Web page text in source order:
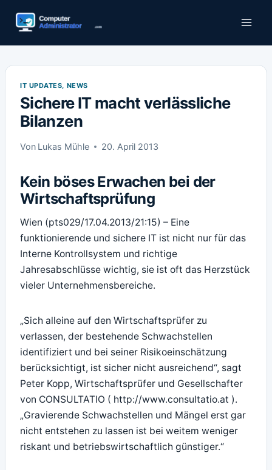
Inhalt
IT UPDATES, NEWS
Sichere IT macht verlässliche
Bilanzen
Von Lukas Mühle 20. April 2013
Kein böses Erwachen bei der
Wirtschaftsprüfung
Wien (pts029/17.04.2013/21:15) – Eine
funktionierende und sichere IT ist nicht nur für das
Interne Kontrollsystem und richtige
Jahresabschlüsse wichtig, sie ist oft das Herzstück
vieler Unternehmensbereiche.
„Sich alleine auf den Wirtschaftsprüfer zu
verlassen, der bestehende Schwachstellen
identifiziert und bei seiner Risikoeinschätzung
berücksichtigt, ist sicher nicht ausreichend“, sagt
Peter Kopp, Wirtschaftsprüfer und Gesellschafter
von CONSULTATIO ( http://www.consultatio.at ).
„Gravierende Schwachstellen und Mängel erst gar
nicht entstehen zu lassen ist bei weitem weniger
riskant und betriebswirtschaftlich günstiger.“